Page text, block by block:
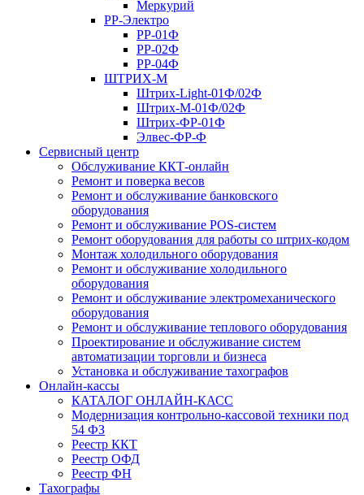
Меркурий
РР-Электро
РР-01Ф
РР-02Ф
РР-04Ф
ШТРИХ-М
Штрих-Light-01Ф/02Ф
Штрих-М-01Ф/02Ф
Штрих-ФР-01Ф
Элвес-ФР-Ф
Сервисный центр
Обслуживание ККТ-онлайн
Ремонт и поверка весов
Ремонт и обслуживание банковского
оборудования
Ремонт и обслуживание POS-систем
Ремонт оборудования для работы со штрих-кодом
Монтаж холодильного оборудования
Ремонт и обслуживание холодильного
оборудования
Ремонт и обслуживание электромеханического
оборудования
Ремонт и обслуживание теплового оборудования
Проектирование и обслуживание систем
автоматизации торговли и бизнеса
Установка и обслуживание тахографов
Онлайн-кассы
КАТАЛОГ ОНЛАЙН-КАСС
Модернизация контрольно-кассовой техники под
54 ФЗ
Реестр ККТ
Реестр ОФД
Реестр ФН
Тахографы